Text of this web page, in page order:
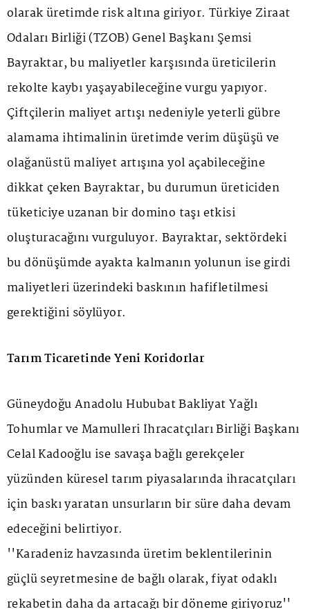
olarak üretimde risk altına giriyor. Türkiye Ziraat
Odaları Birliği (TZOB) Genel Başkanı Şemsi
Bayraktar, bu maliyetler karşısında üreticilerin
rekolte kaybı yaşayabileceğine vurgu yapıyor.
Çiftçilerin maliyet artışı nedeniyle yeterli gübre
alamama ihtimalinin üretimde verim düşüşü ve
olağanüstü maliyet artışına yol açabileceğine
dikkat çeken Bayraktar, bu durumun üreticiden
tüketiciye uzanan bir domino taşı etkisi
oluşturacağını vurguluyor. Bayraktar, sektördeki
bu dönüşümde ayakta kalmanın yolunun ise girdi
maliyetleri üzerindeki baskının hafifletilmesi
gerektiğini söylüyor.
Tarım Ticaretinde Yeni Koridorlar
Güneydoğu Anadolu Hububat Bakliyat Yağlı
Tohumlar ve Mamulleri İhracatçıları Birliği Başkanı
Celal Kadooğlu ise savaşa bağlı gerekçeler
yüzünden küresel tarım piyasalarında ihracatçıları
için baskı yaratan unsurların bir süre daha devam
edeceğini belirtiyor.
''Karadeniz havzasında üretim beklentilerinin
güçlü seyretmesine de bağlı olarak, fiyat odaklı
rekabetin daha da artacağı bir döneme giriyoruz''